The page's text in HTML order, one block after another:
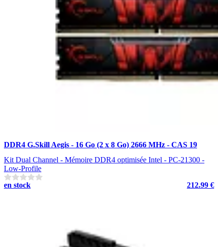
DDR4 G.Skill Aegis - 16 Go (2 x 8 Go) 2666 MHz - CAS 19
Kit Dual Channel - Mémoire DDR4 optimisée Intel - PC-21300 -
Low-Profile
en stock
212.99 €